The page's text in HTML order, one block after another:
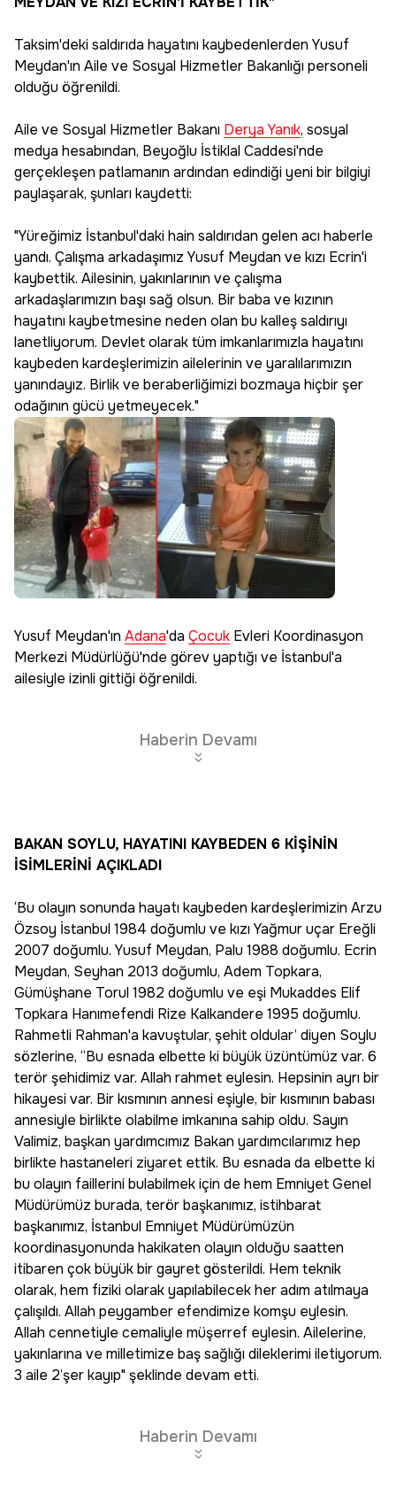
Taksim'deki saldırıda hayatını kaybedenlerden Yusuf
Meydan'ın Aile ve Sosyal Hizmetler Bakanlığı personeli
olduğu öğrenildi.
Aile ve Sosyal Hizmetler Bakanı Derya Yanık, sosyal
medya hesabından, Beyoğlu İstiklal Caddesi'nde
gerçekleşen patlamanın ardından edindiği yeni bir bilgiyi
paylaşarak, şunları kaydetti:
"Yüreğimiz İstanbul'daki hain saldırıdan gelen acı haberle
yandı. Çalışma arkadaşımız Yusuf Meydan ve kızı Ecrin'i
kaybettik. Ailesinin, yakınlarının ve çalışma
arkadaşlarımızın başı sağ olsun. Bir baba ve kızının
hayatını kaybetmesine neden olan bu kalleş saldırıyı
lanetliyorum. Devlet olarak tüm imkanlarımızla hayatını
kaybeden kardeşlerimizin ailelerinin ve yaralılarımızın
yanındayız. Birlik ve beraberliğimizi bozmaya hiçbir şer
odağının gücü yetmeyecek."
Yusuf Meydan'ın Adana'da Çocuk Evleri Koordinasyon
Merkezi Müdürlüğü'nde görev yaptığı ve İstanbul'a
ailesiyle izinli gittiği öğrenildi.
Haberin Devamı
BAKAN SOYLU, HAYATINI KAYBEDEN 6 KİŞİNİN
İSİMLERİNİ AÇIKLADI
‘Bu olayın sonunda hayatı kaybeden kardeşlerimizin Arzu
Özsoy İstanbul 1984 doğumlu ve kızı Yağmur uçar Ereğli
2007 doğumlu. Yusuf Meydan, Palu 1988 doğumlu. Ecrin
Meydan, Seyhan 2013 doğumlu, Adem Topkara,
Gümüşhane Torul 1982 doğumlu ve eşi Mukaddes Elif
Topkara Hanımefendi Rize Kalkandere 1995 doğumlu.
Rahmetli Rahman'a kavuştular, şehit oldular’ diyen Soylu
sözlerine, “Bu esnada elbette ki büyük üzüntümüz var. 6
terör şehidimiz var. Allah rahmet eylesin. Hepsinin ayrı bir
hikayesi var. Bir kısmının annesi eşiyle, bir kısmının babası
annesiyle birlikte olabilme imkanına sahip oldu. Sayın
Valimiz, başkan yardımcımız Bakan yardımcılarımız hep
birlikte hastaneleri ziyaret ettik. Bu esnada da elbette ki
bu olayın faillerini bulabilmek için de hem Emniyet Genel
Müdürümüz burada, terör başkanımız, istihbarat
başkanımız, İstanbul Emniyet Müdürümüzün
koordinasyonunda hakikaten olayın olduğu saatten
itibaren çok büyük bir gayret gösterildi. Hem teknik
olarak, hem fiziki olarak yapılabilecek her adım atılmaya
çalışıldı. Allah peygamber efendimize komşu eylesin.
Allah cennetiyle cemaliyle müşerref eylesin. Ailelerine,
yakınlarına ve milletimize baş sağlığı dileklerimi iletiyorum.
3 aile 2’şer kayıp" şeklinde devam etti.
Haberin Devamı